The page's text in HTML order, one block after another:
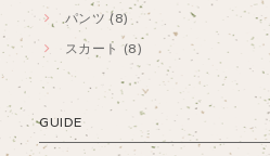
パンツ (8)
スカート (8)
GUIDE